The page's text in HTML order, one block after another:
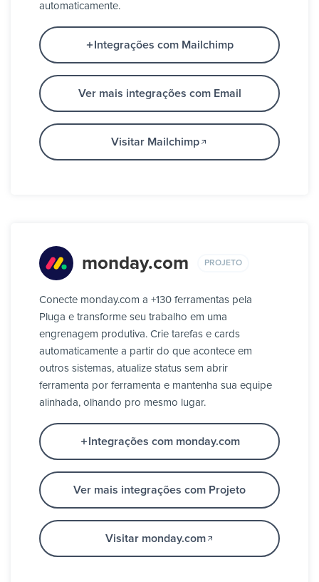
automaticamente.
Integrações com Mailchimp
Ver mais integrações com Email
Visitar Mailchimp
monday.com PROJETO
Conecte monday.com a +130 ferramentas pela
Pluga e transforme seu trabalho em uma
engrenagem produtiva. Crie tarefas e cards
automaticamente a partir do que acontece em
outros sistemas, atualize status sem abrir
ferramenta por ferramenta e mantenha sua equipe
alinhada, olhando pro mesmo lugar.
Integrações com monday.com
Ver mais integrações com Projeto
Visitar monday.com